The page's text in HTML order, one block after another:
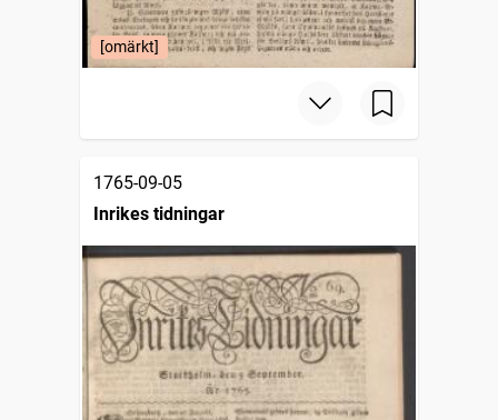
[omärkt]
1765-09-05
Inrikes tidningar